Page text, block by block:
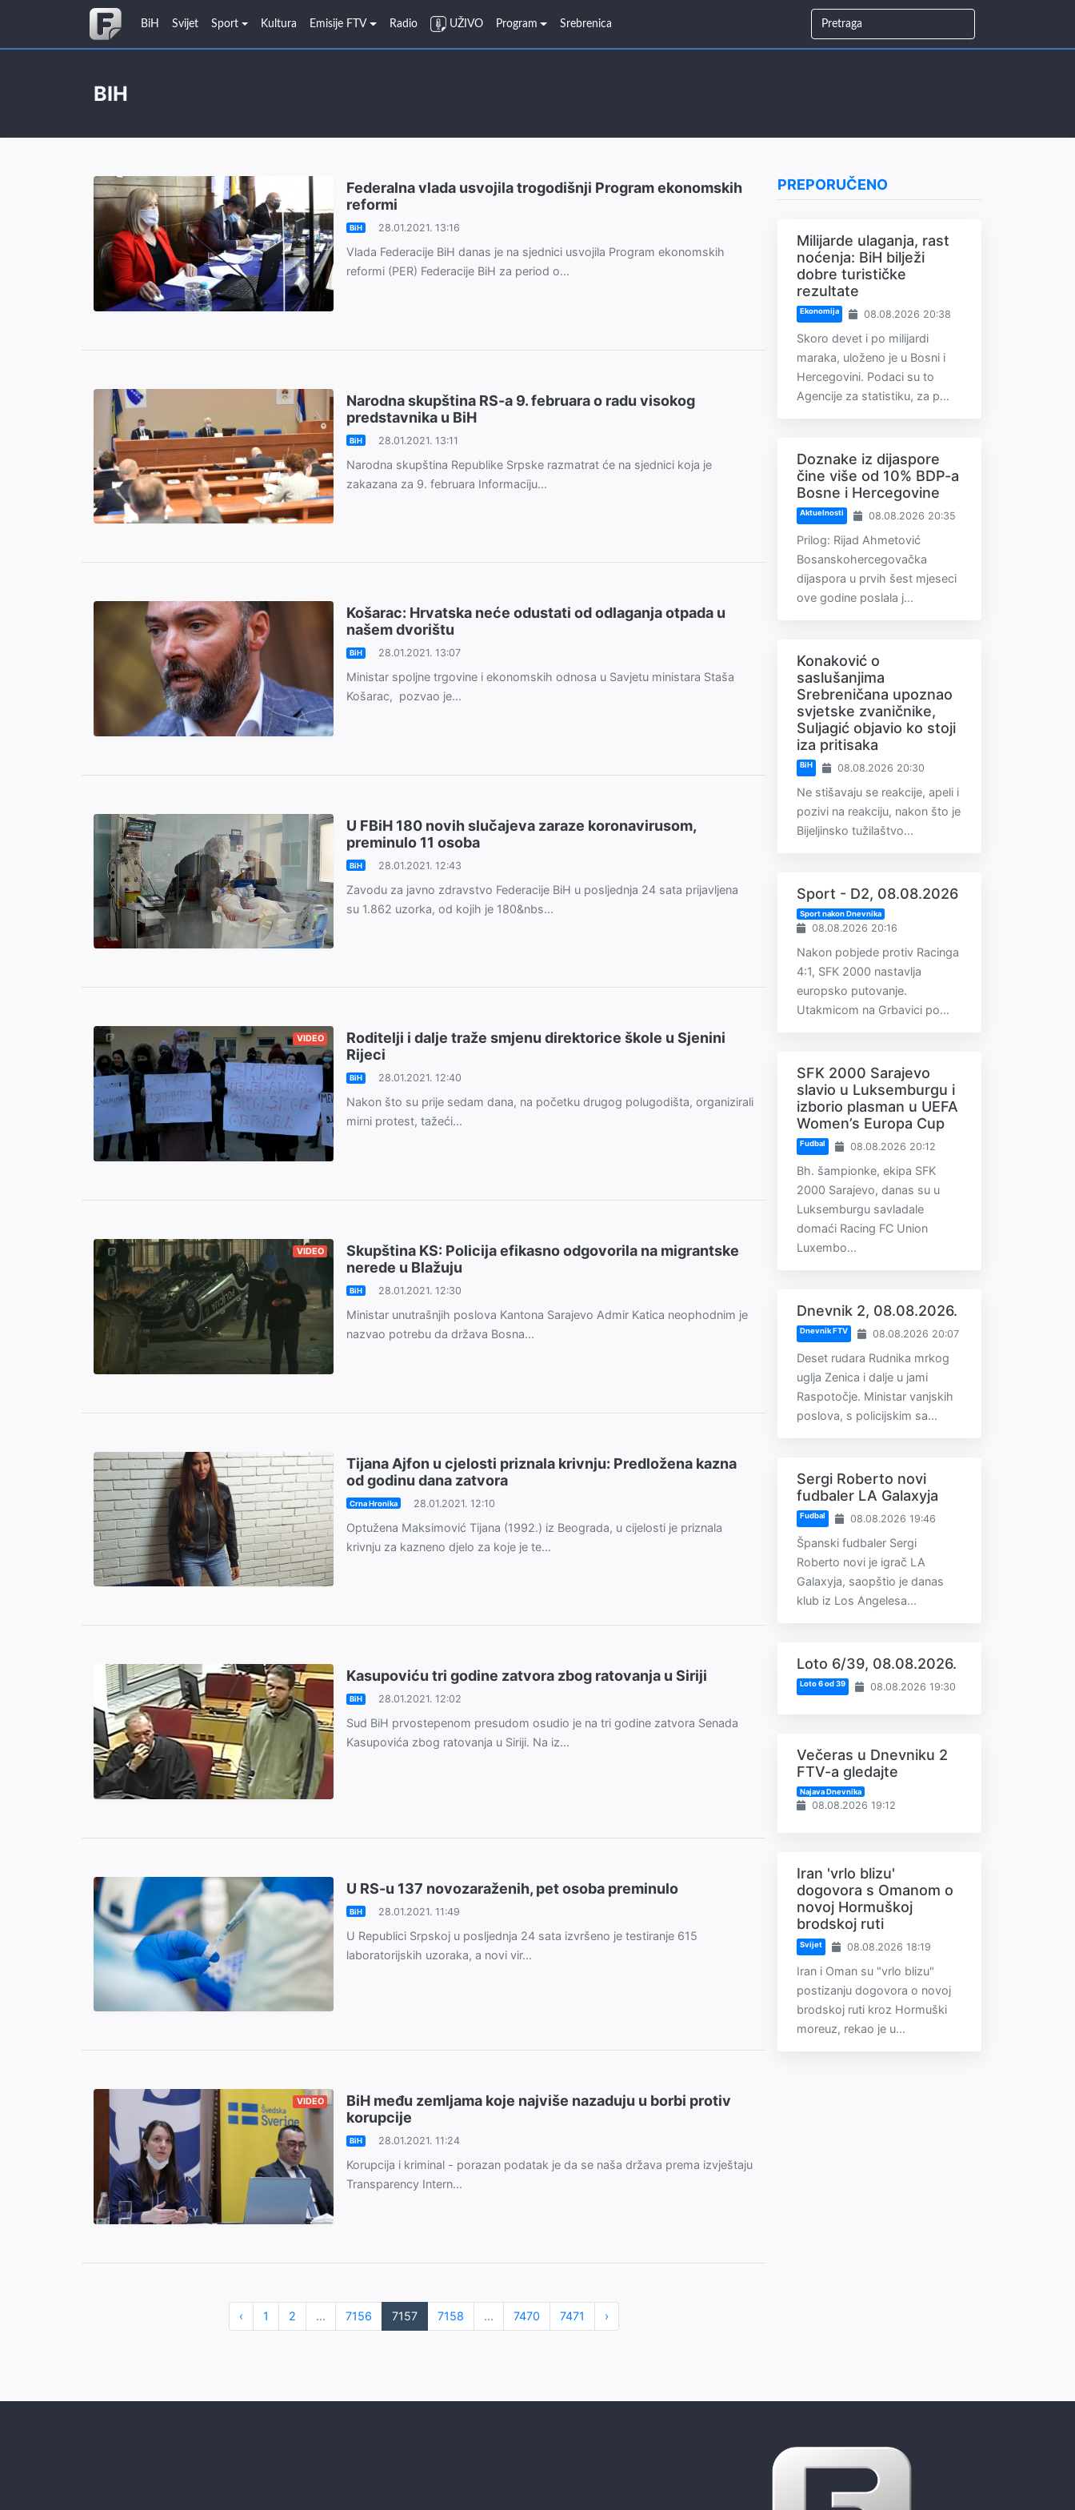
BiH Svijet Sport Kultura Emisije FTV Radio UŽIVO Program Srebrenica
BIH
Federalna vlada usvojila trogodišnji Program ekonomskih
reformi
BiH 28.01.2021. 13:16
Vlada Federacije BiH danas je na sjednici usvojila Program ekonomskih
reformi (PER) Federacije BiH za period o...
Narodna skupština RS-a 9. februara o radu visokog
predstavnika u BiH
BiH 28.01.2021. 13:11
Narodna skupština Republike Srpske razmatrat će na sjednici koja je
zakazana za 9. februara Informaciju...
Košarac: Hrvatska neće odustati od odlaganja otpada u
našem dvorištu
BiH 28.01.2021. 13:07
Ministar spoljne trgovine i ekonomskih odnosa u Savjetu ministara Staša
Košarac, pozvao je...
U FBiH 180 novih slučajeva zaraze koronavirusom,
preminulo 11 osoba
BiH 28.01.2021. 12:43
Zavodu za javno zdravstvo Federacije BiH u posljednja 24 sata prijavljena
su 1.862 uzorka, od kojih je 180&nbs...
VIDEO
Roditelji i dalje traže smjenu direktorice škole u Sjenini
Rijeci
BiH 28.01.2021. 12:40
Nakon što su prije sedam dana, na početku drugog polugodišta, organizirali
mirni protest, tažeći...
VIDEO
Skupština KS: Policija efikasno odgovorila na migrantske
nerede u Blažuju
BiH 28.01.2021. 12:30
Ministar unutrašnjih poslova Kantona Sarajevo Admir Katica neophodnim je
nazvao potrebu da država Bosna...
Tijana Ajfon u cjelosti priznala krivnju: Predložena kazna
od godinu dana zatvora
Crna Hronika 28.01.2021. 12:10
Optužena Maksimović Tijana (1992.) iz Beograda, u cijelosti je priznala
krivnju za kazneno djelo za koje je te...
Kasupoviću tri godine zatvora zbog ratovanja u Siriji
BiH 28.01.2021. 12:02
Sud BiH prvostepenom presudom osudio je na tri godine zatvora Senada
Kasupovića zbog ratovanja u Siriji. Na iz...
U RS-u 137 novozaraženih, pet osoba preminulo
BiH 28.01.2021. 11:49
U Republici Srpskoj u posljednja 24 sata izvršеnо је tеstirаnjе 615
lаbоrаtоriјskih uzоrаkа, а nоvi vir...
VIDEO
BiH među zemljama koje najviše nazaduju u borbi protiv
korupcije
BiH 28.01.2021. 11:24
Korupcija i kriminal - porazan podatak je da se naša država prema izvještaju
Transparency Intern...
‹ 1 2 ... 7156 7157 7158 ... 7470 7471 ›
PREPORUČENO
Milijarde ulaganja, rast
noćenja: BiH bilježi
dobre turističke
rezultate
Ekonomija 08.08.2026 20:38
Skoro devet i po milijardi
maraka, uloženo je u Bosni i
Hercegovini. Podaci su to
Agencije za statistiku, za p...
Doznake iz dijaspore
čine više od 10% BDP-a
Bosne i Hercegovine
Aktuelnosti 08.08.2026 20:35
Prilog: Rijad Ahmetović
Bosanskohercegovačka
dijaspora u prvih šest mjeseci
ove godine poslala j...
Konaković o
saslušanjima
Srebreničana upoznao
svjetske zvaničnike,
Suljagić objavio ko stoji
iza pritisaka
BiH 08.08.2026 20:30
Ne stišavaju se reakcije, apeli i
pozivi na reakciju, nakon što je
Bijeljinsko tužilaštvo...
Sport - D2, 08.08.2026
Sport nakon Dnevnika
08.08.2026 20:16
Nakon pobjede protiv Racinga
4:1, SFK 2000 nastavlja
europsko putovanje.
Utakmicom na Grbavici po...
SFK 2000 Sarajevo
slavio u Luksemburgu i
izborio plasman u UEFA
Women’s Europa Cup
Fudbal 08.08.2026 20:12
Bh. šampionke, ekipa SFK
2000 Sarajevo, danas su u
Luksemburgu savladale
domaći Racing FC Union
Luxembo...
Dnevnik 2, 08.08.2026.
Dnevnik FTV 08.08.2026 20:07
Deset rudara Rudnika mrkog
uglja Zenica i dalje u jami
Raspotočje. Ministar vanjskih
poslova, s policijskim sa...
Sergi Roberto novi
fudbaler LA Galaxyja
Fudbal 08.08.2026 19:46
Španski fudbaler Sergi
Roberto novi je igrač LA
Galaxyja, saopštio je danas
klub iz Los Angelesa...
Loto 6/39, 08.08.2026.
Loto 6 od 39 08.08.2026 19:30
Večeras u Dnevniku 2
FTV-a gledajte
Najava Dnevnika
08.08.2026 19:12
Iran 'vrlo blizu'
dogovora s Omanom o
novoj Hormuškoj
brodskoj ruti
Svijet 08.08.2026 18:19
Iran i Oman su "vrlo blizu"
postizanju dogovora o novoj
brodskoj ruti kroz Hormuški
moreuz, rekao je u...